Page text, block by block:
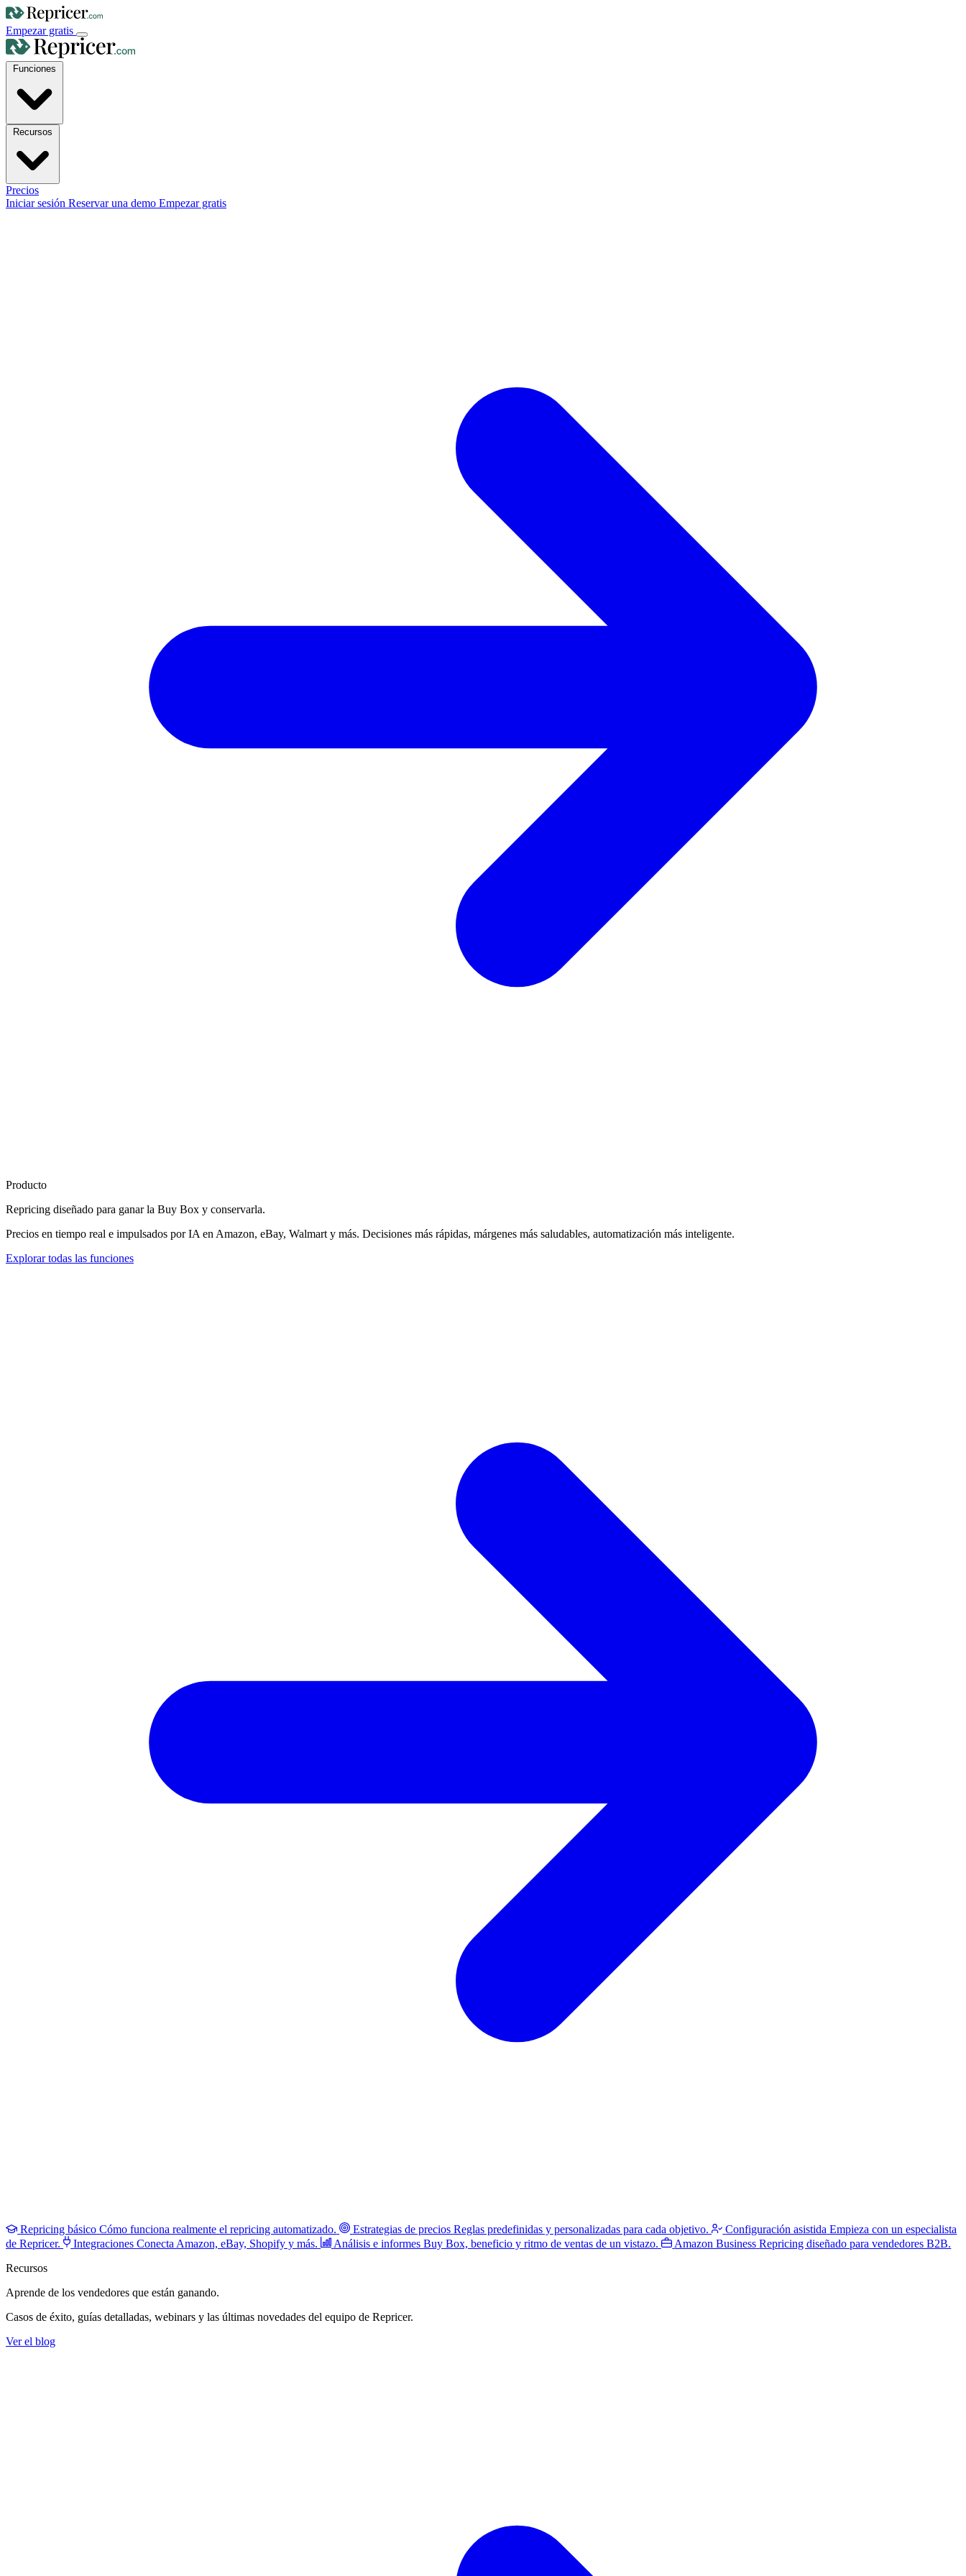
Empezar gratis
Precios
Iniciar sesión Reservar una demo Empezar gratis
Producto
Repricing diseñado para ganar la Buy Box y conservarla.
Precios en tiempo real e impulsados por IA en Amazon, eBay, Walmart y más. Decisiones más rápidas, márgenes más saludables, automatización más inteligente.
Explorar todas las funciones
Repricing básico Cómo funciona realmente el repricing automatizado. Estrategias de precios Reglas predefinidas y personalizadas para cada objetivo. Configuración asistida Empieza con un especialista
de Repricer.
Integraciones Conecta Amazon, eBay, Shopify y más. Análisis e informes Buy Box, beneficio y ritmo de ventas de un vistazo. Amazon Business Repricing diseñado para vendedores B2B.
Recursos
Aprende de los vendedores que están ganando.
Casos de éxito, guías detalladas, webinars y las últimas novedades del equipo de Repricer.
Ver el blog